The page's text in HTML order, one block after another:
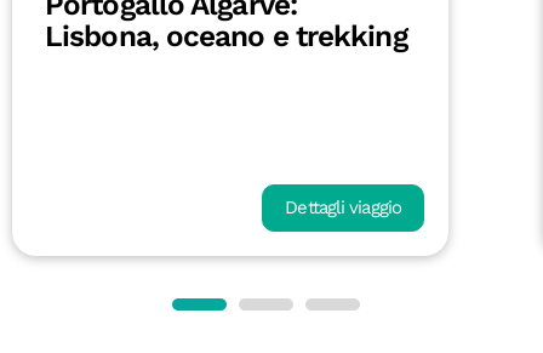
Lisbona, oceano e trekking
Dettagli viaggio